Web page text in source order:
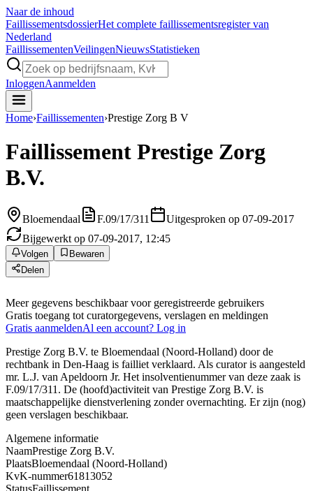
Naar de inhoud
FaillissementsdossierHet complete faillissementsregister van
Nederland
FaillissementenVeilingenNieuwsStatistieken
InloggenAanmelden
Home›Faillissementen›Prestige Zorg B V
Faillissement Prestige Zorg
B.V.
Bloemendaal F.09/17/311
Uitgesproken op 07-09-2017
Bijgewerkt op 07-09-2017, 12:45
Volgen
Bewaren
Delen
Meer gegevens beschikbaar voor geregistreerde gebruikers
Gratis toegang tot curatorgegevens, verslagen en meldingen
Gratis aanmeldenAl een account? Log in
Prestige Zorg B.V. te Bloemendaal (Noord-Holland) door de
rechtbank in Den-Haag is failliet verklaard. Als curator is aangesteld
mr. L.J. van Apeldoorn Jr. Het insolventienummer van deze zaak is
F.09/17/311. De (hoofd)activiteit van Prestige Zorg B.V. is
maatschappelijke dienstverlening zonder overnachting. Er zijn (nog)
geen verslagen beschikbaar.
Algemene informatie
NaamPrestige Zorg B.V.
PlaatsBloemendaal (Noord-Holland)
KvK-nummer61813052
StatusFaillissement